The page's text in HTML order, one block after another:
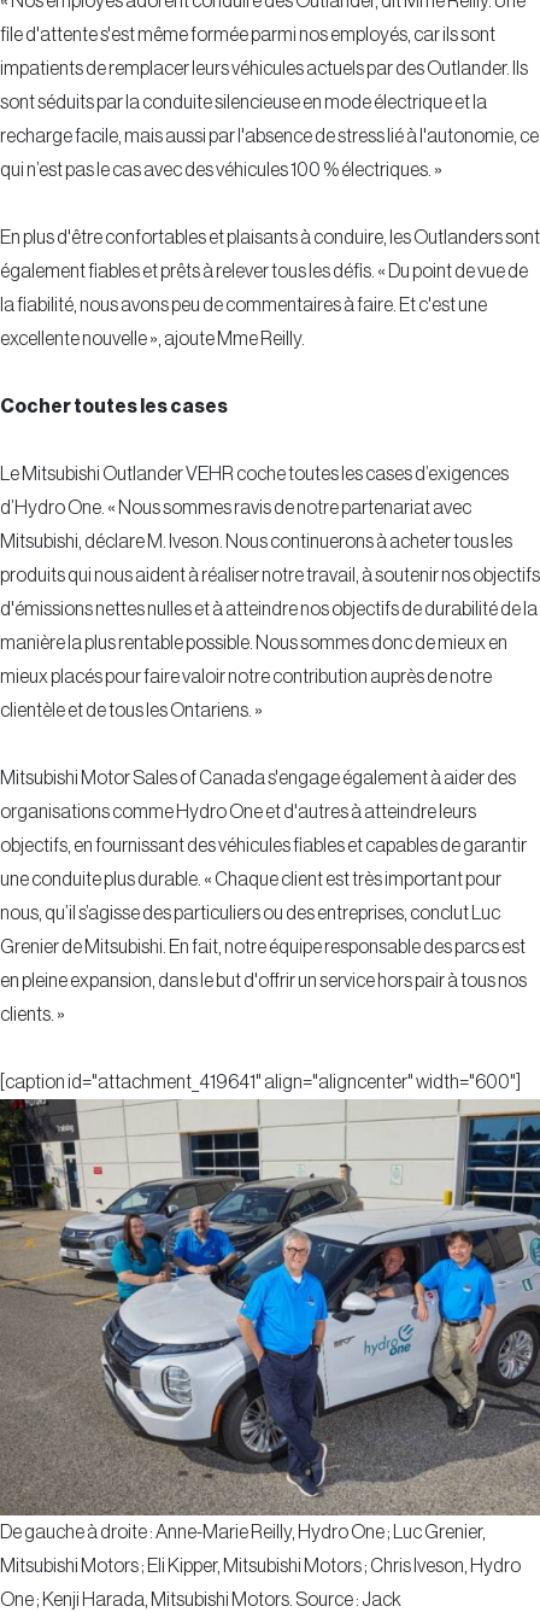
file d'attente s'est même formée parmi nos employés, car ils sont
impatients de remplacer leurs véhicules actuels par des Outlander. Ils
sont séduits par la conduite silencieuse en mode électrique et la
recharge facile, mais aussi par l'absence de stress lié à l'autonomie, ce
qui n’est pas le cas avec des véhicules 100 % électriques. »
En plus d'être confortables et plaisants à conduire, les Outlanders sont
également fiables et prêts à relever tous les défis. « Du point de vue de
la fiabilité, nous avons peu de commentaires à faire. Et c'est une
excellente nouvelle », ajoute Mme Reilly.
Cocher toutes les cases
Le Mitsubishi Outlander VEHR coche toutes les cases d’exigences
d’Hydro One. « Nous sommes ravis de notre partenariat avec
Mitsubishi, déclare M. Iveson. Nous continuerons à acheter tous les
produits qui nous aident à réaliser notre travail, à soutenir nos objectifs
d'émissions nettes nulles et à atteindre nos objectifs de durabilité de la
manière la plus rentable possible. Nous sommes donc de mieux en
mieux placés pour faire valoir notre contribution auprès de notre
clientèle et de tous les Ontariens. »
Mitsubishi Motor Sales of Canada s'engage également à aider des
organisations comme Hydro One et d'autres à atteindre leurs
objectifs, en fournissant des véhicules fiables et capables de garantir
une conduite plus durable. « Chaque client est très important pour
nous, qu’il s’agisse des particuliers ou des entreprises, conclut Luc
Grenier de Mitsubishi. En fait, notre équipe responsable des parcs est
en pleine expansion, dans le but d'offrir un service hors pair à tous nos
clients. »
[caption id="attachment_419641" align="aligncenter" width="600"]
De gauche à droite : Anne-Marie Reilly, Hydro One ; Luc Grenier,
Mitsubishi Motors ; Eli Kipper, Mitsubishi Motors ; Chris Iveson, Hydro
One ; Kenji Harada, Mitsubishi Motors. Source : Jack